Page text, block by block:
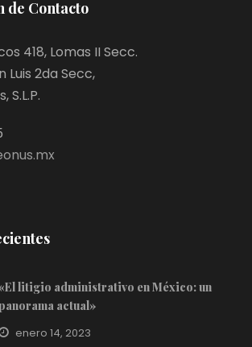
Contacto
418, Lomas II Secc.
Luis 2da Secc,
S.L.P.
litigio administrativo en México: un
actual»
enero 14, 2023